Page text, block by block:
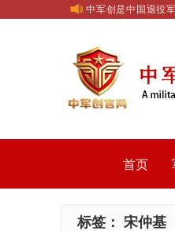
中军创是中国退役
首页
标签： 宋仲基